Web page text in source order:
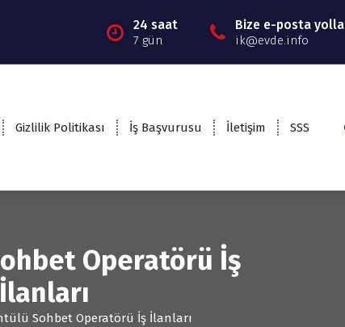
24 saat
7 gün
Bize e-posta yolla
ik@evde.info
Gizlilik Politikası İş Başvurusu İletişim SSS
Operatörü İş
İlanları
Sohbet Operatörü İş İlanları